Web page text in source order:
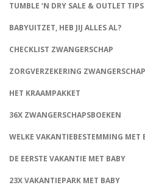
TUMBLE ‘N DRY SALE & OUTLET TIPS
BABYUITZET, HEB JIJ ALLES AL?
CHECKLIST ZWANGERSCHAP
ZORGVERZEKERING ZWANGERSCHAP
HET KRAAMPAKKET
36X ZWANGERSCHAPSBOEKEN
WELKE VAKANTIEBESTEMMING MET
DE EERSTE VAKANTIE MET BABY
23X VAKANTIEPARK MET BABY